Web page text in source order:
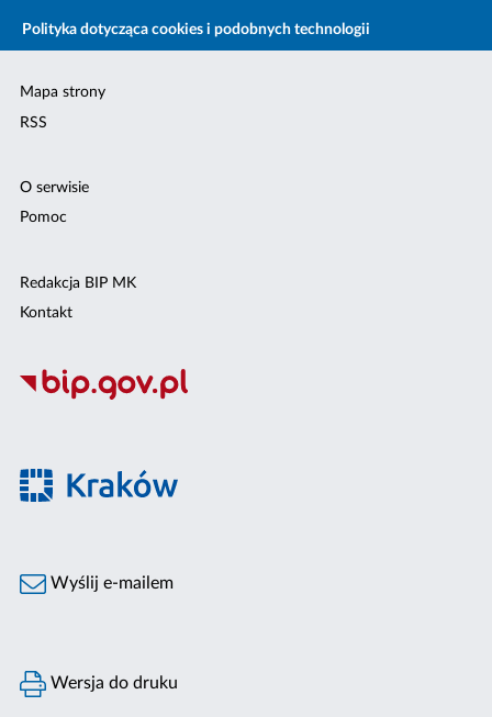
Polityka dotycząca cookies i podobnych technologii
Mapa strony
RSS
O serwisie
Pomoc
Redakcja BIP MK
Kontakt
Wyślij e-mailem
Wersja do druku